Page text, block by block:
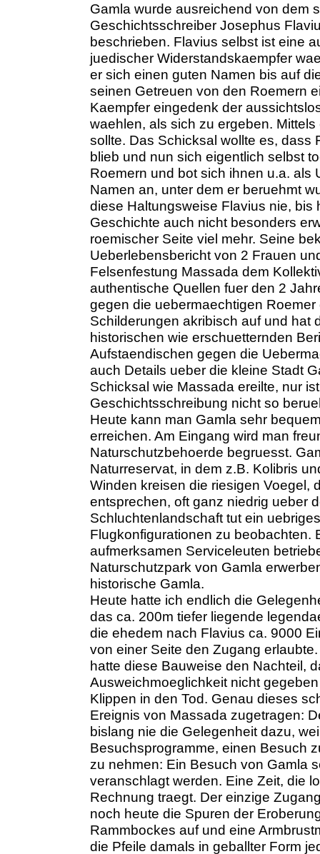
Gamla wurde ausreichend von dem
Geschichtsschreiber Josephus
beschrieben. Flavius selbst ist eine
juedischer Widerstandskaempfer
er sich einen guten Namen bis auf
seinen Getreuen von den Roemern
Kaempfer eingedenk der
waehlen, als sich zu ergeben.
sollte. Das Schicksal wollte es, dass
blieb und nun sich eigentlich selbst
Roemern und bot sich ihnen u.a. als
Namen an, unter dem er beruehmt
diese Haltungsweise Flavius nie,
Geschichte auch nicht besonders
roemischer Seite viel mehr. Seine
Ueberlebensbericht von 2 Frauen
Felsenfestung Massada dem
authentische Quellen fuer den 2
gegen die uebermaechtigen
Schilderungen akribisch auf und hat
historischen wie erschuetternden
Aufstaendischen gegen die
auch Details ueber die kleine Stadt
Schicksal wie Massada ereilte, nur
Geschichtsschreibung nicht so
Heute kann man Gamla sehr
erreichen. Am Eingang wird man
Naturschutzbehoerde begruesst.
Naturreservat, in dem z.B. Kolibris
Winden kreisen die riesigen Voegel,
entsprechen, oft ganz niedrig ueber
Schluchtenlandschaft tut ein
Flugkonfigurationen zu beobachten.
aufmerksamen Serviceleuten
Naturschutzpark von Gamla
historische Gamla.
Heute hatte ich endlich die
das ca. 200m tiefer liegende
die ehedem nach Flavius ca. 9000
von einer Seite den Zugang
hatte diese Bauweise den Nachteil,
Ausweichmoeglichkeit nicht
Klippen in den Tod. Genau dieses
Ereignis von Massada zugetragen:
bislang nie die Gelegenheit dazu,
Besuchsprogramme, einen Besuch
zu nehmen: Ein Besuch von Gamla
veranschlagt werden. Eine Zeit, die
Rechnung traegt. Der einzige
noch heute die Spuren der
Rammbockes auf und eine
die Pfeile damals in geballter Form